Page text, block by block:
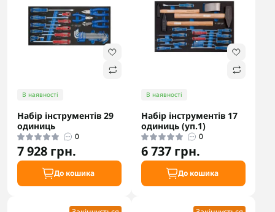
В наявності
Набір інструментів 29
одиниць
0
7 928 грн.
До кошика
В наявності
Набір інструментів 17
одиниць (уп.1)
0
6 737 грн.
До кошика